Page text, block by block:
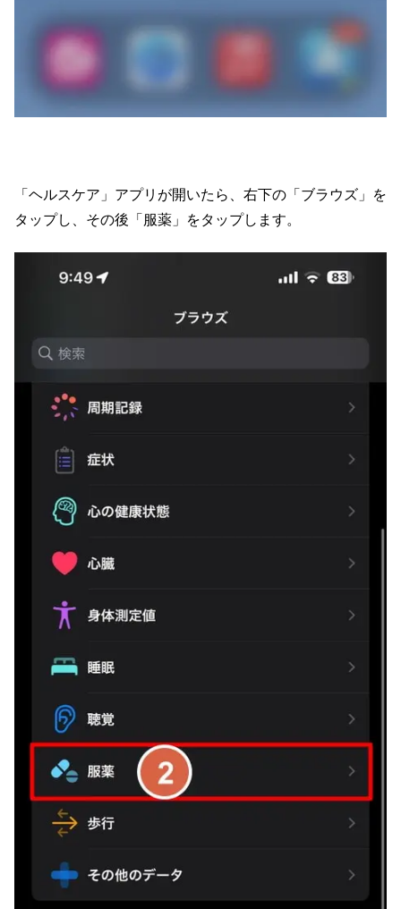
「ヘルスケア」アプリが開いたら、右下の「ブラウズ」を
タップし、その後「服薬」をタップします。